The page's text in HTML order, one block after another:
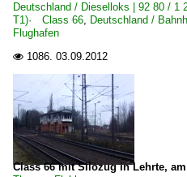
Deutschland / Dieselloks | 92 80 /
T1)· Class 66, Deutschland /
Flughafen
 1086. 03.09.2012
Class 66 mit Silozug in Lehrte, am